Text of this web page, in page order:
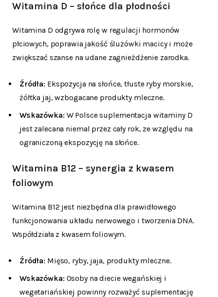
Witamina D – słońce dla płodności
Witamina D odgrywa rolę w regulacji hormonów
płciowych, poprawia jakość śluzówki macicy i może
zwiększać szanse na udane zagnieżdżenie zarodka.
Źródła: Ekspozycja na słońce, tłuste ryby morskie,
żółtka jaj, wzbogacane produkty mleczne.
Wskazówka: W Polsce suplementacja witaminy D
jest zalecana niemal przez cały rok, ze względu na
ograniczoną ekspozycję na słońce.
Witamina B12 – synergia z kwasem
foliowym
Witamina B12 jest niezbędna dla prawidłowego
funkcjonowania układu nerwowego i tworzenia DNA.
Współdziała z kwasem foliowym.
Źródła: Mięso, ryby, jaja, produkty mleczne.
Wskazówka: Osoby na diecie wegańskiej i
wegetariańskiej powinny rozważyć suplementację